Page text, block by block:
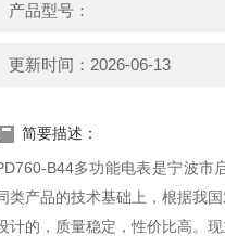
产品型号：
更新时间：2026-06-13
简要描述：
B44多功能电表是宁波市
类产品的技术基础上，根据我
计的，质量稳定，性价比高。